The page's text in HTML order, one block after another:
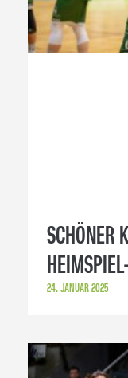
SCHÖNER
24. JANUAR 2025